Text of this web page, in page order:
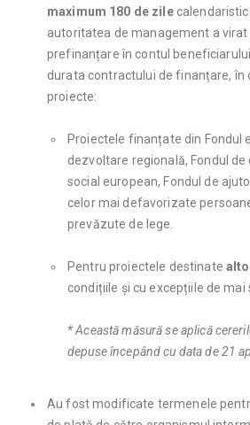
maximum 180 de zile
autoritatea de management a virat
prefinanțare în contul
durata contractului de finanțare,
proiecte:
Proiectele finanțate din Fondul
dezvoltare regională, Fondul de
social european, Fondul de
celor mai defavorizate
prevăzute de lege.
Pentru proiectele destinate
condițiile și cu excepțiile de mai
* Această măsură se aplică
depuseîncepând cu data de 21
Au fost modificate termenele